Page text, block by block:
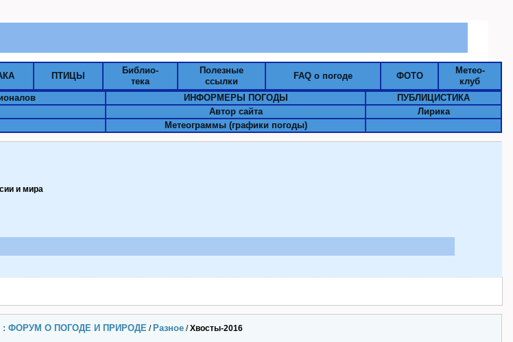
ПТИЦЫ
Библио-
тека
Полезные
ссылки
FAQ о погоде ФОТО
Метео-
клуб
ИНФОРМЕРЫ ПОГОДЫ
ПУБЛИЦИСТИКА
Автор сайта
Лирика
Метеограммы (графики погоды)
и мира
: ФОРУМ О ПОГОДЕ И ПРИРОДЕ / Разное /Хвосты-2016